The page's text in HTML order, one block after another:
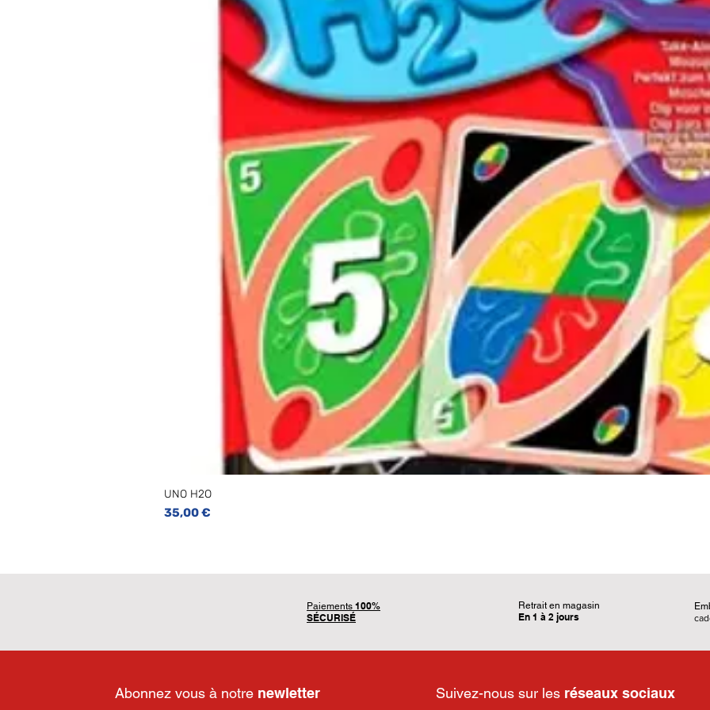
UNO H2O
Prix
35,00 €
Paiements 100%
SÉCURISÉ
Retrait en magasin
En 1 à 2 jours
Suivez-nous sur les réseaux sociaux
Abonnez vous à notre newletter